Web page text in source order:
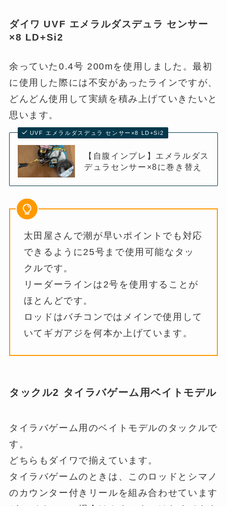
ダイワ UVF エメラルダスデュラ センサー
×8 LD+Si2
余っていた0.4号 200mを使用しました。最初
に使用した際には不安があったラインですが、
どんどん使用して実績を積み上げていきたいと
思います。
UVF エメラルダスデュラ センサー×8 LD+Si2
【自腹インプレ】エメラルダス
デュラセンサー×8に巻き替え
太田屋さんで潮が早いポイントでも対応
できるように25号まで使用可能なタッ
クルです。
リーダーラインは2号を使用することが
ほとんどです。
ロッドはバチコンではメインで使用して
いてギガアジを何本か上げています。
タックル2 タイラバゲーム用ベイトモデル
タイラバゲーム用のベイトモデルのタックルで
す。
どちらもダイワで揃えています。
タイラバゲームのときは、このロッドとシマノ
のカウンター付きリールを組み合わせています